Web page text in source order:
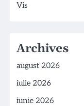
Vis
Archives
august 2026
iulie 2026
iunie 2026